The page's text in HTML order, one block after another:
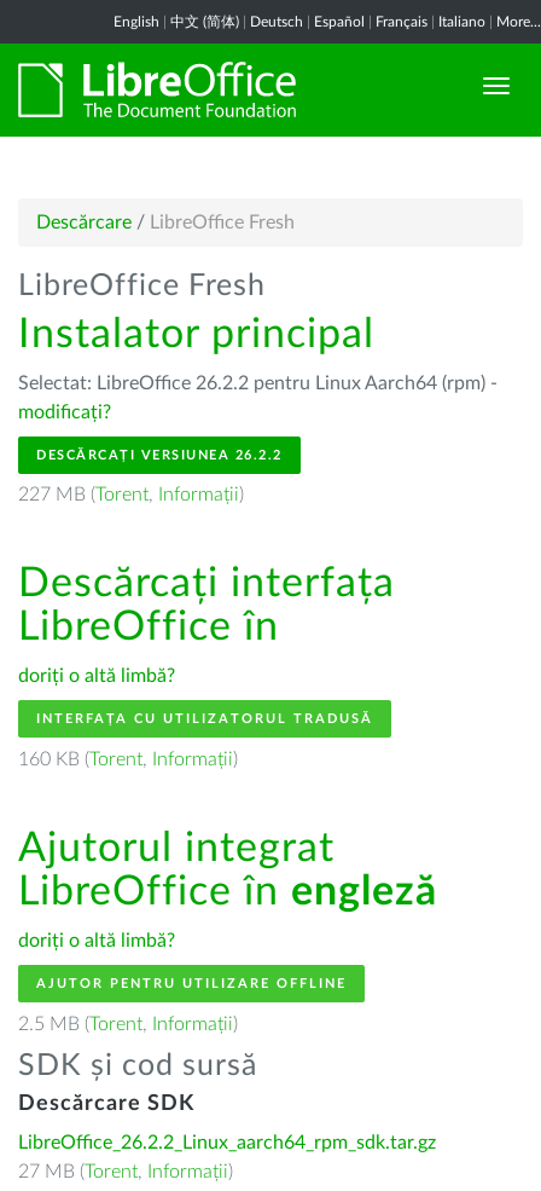
English 中文 (简体) Deutsch Español Français Italiano More...
Descărcare / LibreOffice Fresh
LibreOffice Fresh
Instalator principal
Selectat: LibreOffice 26.2.2 pentru Linux Aarch64 (rpm) -
modificați?
DESCĂRCAȚI VERSIUNEA 26.2.2
227 MB (Torent, Informații)
Descărcați interfața
LibreOffice în
doriți o altă limbă?
INTERFAȚA CU UTILIZATORUL TRADUSĂ
160 KB (Torent, Informații)
Ajutorul integrat
LibreOffice în engleză
doriți o altă limbă?
AJUTOR PENTRU UTILIZARE OFFLINE
2.5 MB (Torent, Informații)
SDK și cod sursă
Descărcare SDK
LibreOffice_26.2.2_Linux_aarch64_rpm_sdk.tar.gz
27 MB (Torent, Informații)